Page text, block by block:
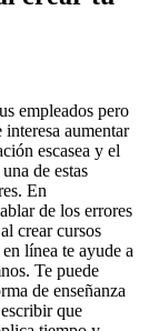
empleados pero
aumentar
escasea y el
de estas
En
de los errores
crear cursos
línea te ayude a
Te puede
de enseñanza
que